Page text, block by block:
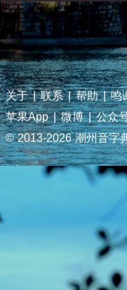
关于 | 联系 | 帮助 | 鸣
苹果App | 微博 | 公众
© 2013-2026 潮州音字